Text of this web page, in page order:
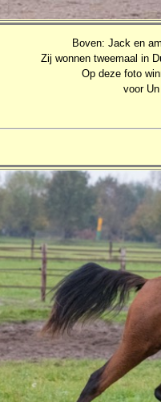
Boven: Jack en
Zij wonnen tweemaal in
Op deze foto
voor